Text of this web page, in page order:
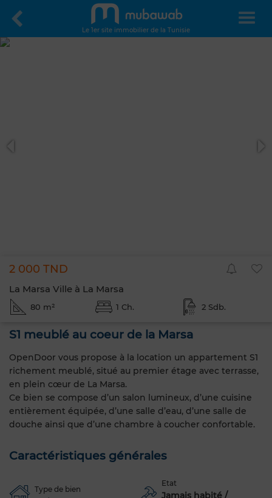
Le 1er site immobilier de la Tunisie
2 000 TND
La Marsa Ville à La Marsa
80 m² 1 Ch. 2 Sdb.
S1 meublé au coeur de la Marsa
OpenDoor vous propose à la location un appartement S1
richement meublé, situé au premier étage avec terrasse,
en plein cœur de La Marsa.
Ce bien se compose d’un salon lumineux, d’une cuisine
entièrement équipée, d’une salle d’eau, d’une salle de
douche ainsi que d’une chambre à coucher confortable.
Caractéristiques générales
Type de bien
Etat
Jamais habité /